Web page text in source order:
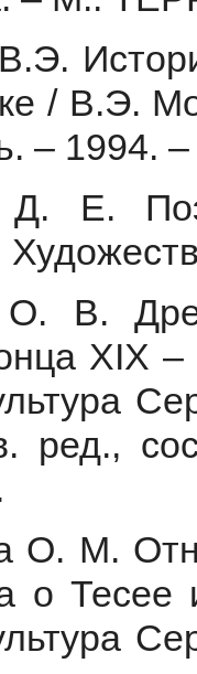
/ В.Э.
– 1994.
Д. Е.
В.
XIX
ред.,
О. М.
о